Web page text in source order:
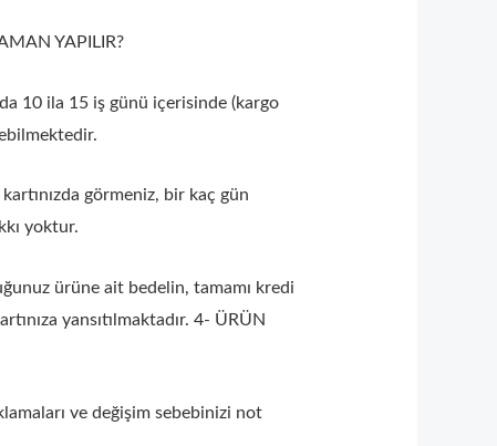
YAPILIR?
10 ila 15 iş günü içerisinde (kargo
görmeniz, bir kaç gün
yoktur.
ürüne ait bedelin, tamamı kredi
yansıtılmaktadır. 4- ÜRÜN
ve değişim sebebinizi not